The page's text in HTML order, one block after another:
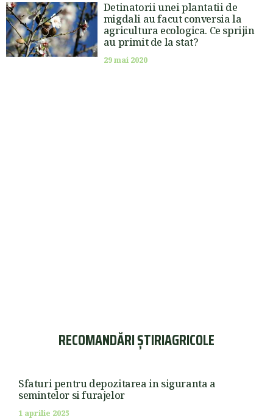
Detinatorii unei plantatii de
migdali au facut conversia la
agricultura ecologica. Ce sprijin
au primit de la stat?
29 mai 2020
RECOMANDĂRI ȘTIRIAGRICOLE
Sfaturi pentru depozitarea in siguranta a
semintelor si furajelor
1 aprilie 2025